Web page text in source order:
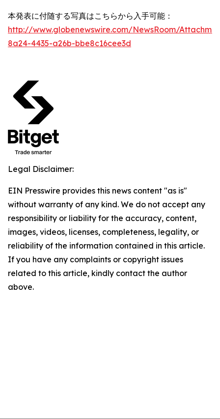
本発表に付随する写真はこちらから入手可能：
http://www.globenewswire.com/NewsRoom/
8a24-4435-a26b-bbe8c16cee3d
Legal Disclaimer:
EIN Presswire provides this news content "as is"
without warranty of any kind. We do not accept any
responsibility or liability for the accuracy, content,
images, videos, licenses, completeness, legality, or
reliability of the information contained in this article.
If you have any complaints or copyright issues
related to this article, kindly contact the author
above.